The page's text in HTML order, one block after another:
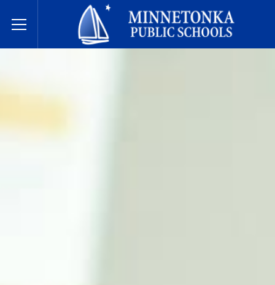
Toggle Menu
Écoles publiques de Minnetonka